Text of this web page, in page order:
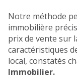
Notre méthode
immobilière
prix de vente sur
caractéristiques
local, constatés
Immobilier.